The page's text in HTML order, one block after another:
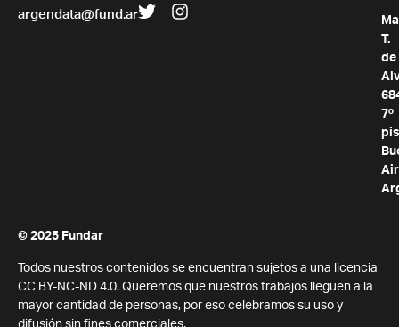
argendata@fund.ar
T.
de
7º
© 2025 Fundar
Todos nuestros contenidos se encuentran sujetos a una licencia
CC BY-NC-ND 4.0. Queremos que nuestros trabajos lleguen a la
mayor cantidad de personas, por eso celebramos su uso y